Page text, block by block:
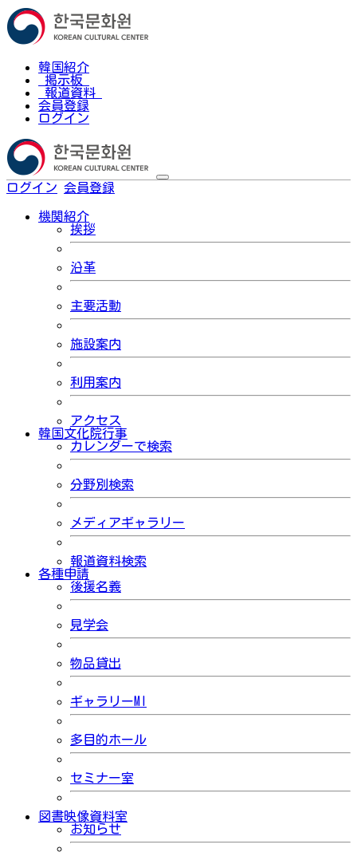
韓国紹介
掲示板
報道資料
会員登録
ログイン
ログイン 会員登録
機関紹介
挨拶
沿革
主要活動
施設案内
利用案内
アクセス
韓国文化院行事
カレンダーで検索
分野別検索
メディアギャラリー
報道資料検索
各種申請
後援名義
見学会
物品貸出
ギャラリーMI
多目的ホール
セミナー室
図書映像資料室
お知らせ